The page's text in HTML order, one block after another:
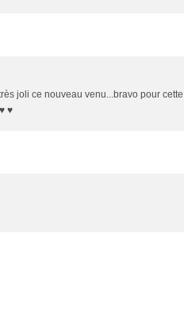
joli ce nouveau venu...bravo pour
♥